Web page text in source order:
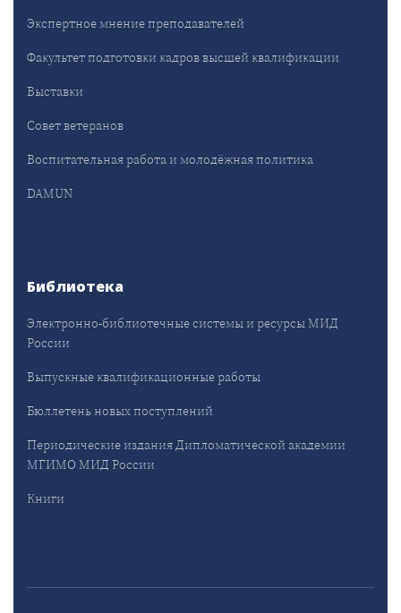
Экспертное мнение преподавателей
Факультет подготовки кадров высшей квалификации
Выставки
Совет ветеранов
Воспитательная работа и молодёжная политика
DAMUN
Библиотека
Электронно-библиотечные системы и ресурсы МИД
России
Выпускные квалификационные работы
Бюллетень новых поступлений
Периодические издания Дипломатической академии
МГИМО МИД России
Книги